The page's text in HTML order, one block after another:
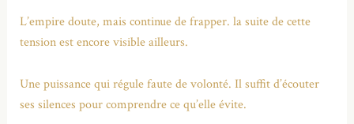
L’empire doute, mais continue de frapper. la suite de cette
tension est encore visible ailleurs.
Une puissance qui régule faute de volonté. Il suffit d’écouter
ses silences pour comprendre ce qu’elle évite.